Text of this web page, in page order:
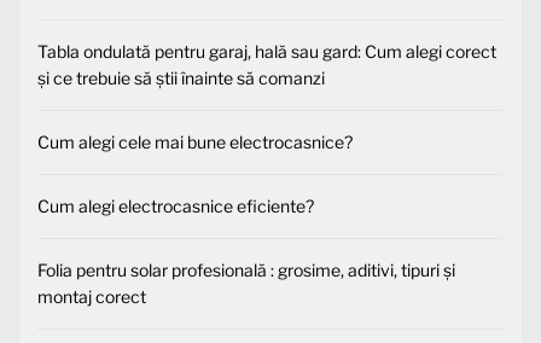
Tabla ondulată pentru garaj, hală sau gard: Cum alegi corect
și ce trebuie să știi înainte să comanzi
Cum alegi cele mai bune electrocasnice?
Cum alegi electrocasnice eficiente?
Folia pentru solar profesională : grosime, aditivi, tipuri și
montaj corect